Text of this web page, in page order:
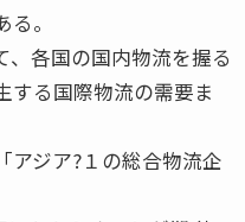
。
、各国の国内物流を握る
する国際物流の需要ま
アジア?１の総合物流企